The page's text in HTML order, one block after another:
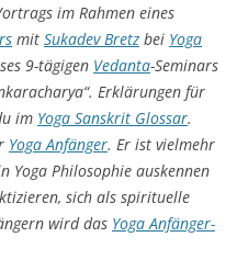
im Rahmen eines
mit Sukadev Bretz bei Yoga
9-tägigen Vedanta-Seminars
Erklärungen für
im Yoga Sanskrit Glossar.
Yoga Anfänger. Er ist vielmehr
Yoga Philosophie auskennen
sich als spirituelle
wird das Yoga Anfänger-